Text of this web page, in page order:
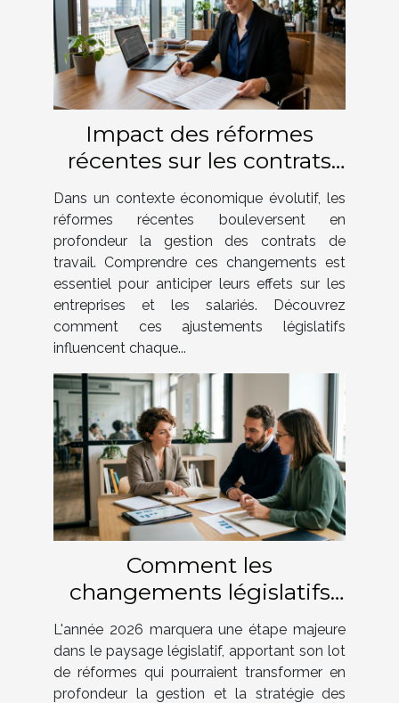
Impact des réformes
récentes sur les contrats
de travail ?
Dans un contexte économique évolutif, les
réformes récentes bouleversent en
profondeur la gestion des contrats de
travail. Comprendre ces changements est
essentiel pour anticiper leurs effets sur les
entreprises et les salariés. Découvrez
comment ces ajustements législatifs
influencent chaque...
Comment les
changements législatifs
de 2026 impacteront-ils
votre entreprise ?
L'année 2026 marquera une étape majeure
dans le paysage législatif, apportant son lot
de réformes qui pourraient transformer en
profondeur la gestion et la stratégie des